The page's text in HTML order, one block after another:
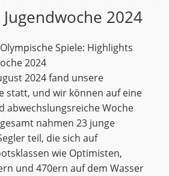
2024
Spiele: Highlights
2024
2024 fand unsere
statt, und wir können auf eine
abwechslungsreiche Woche
nahmen 23 junge
teil, die sich auf
wie Optimisten,
und 470ern auf dem Wasser